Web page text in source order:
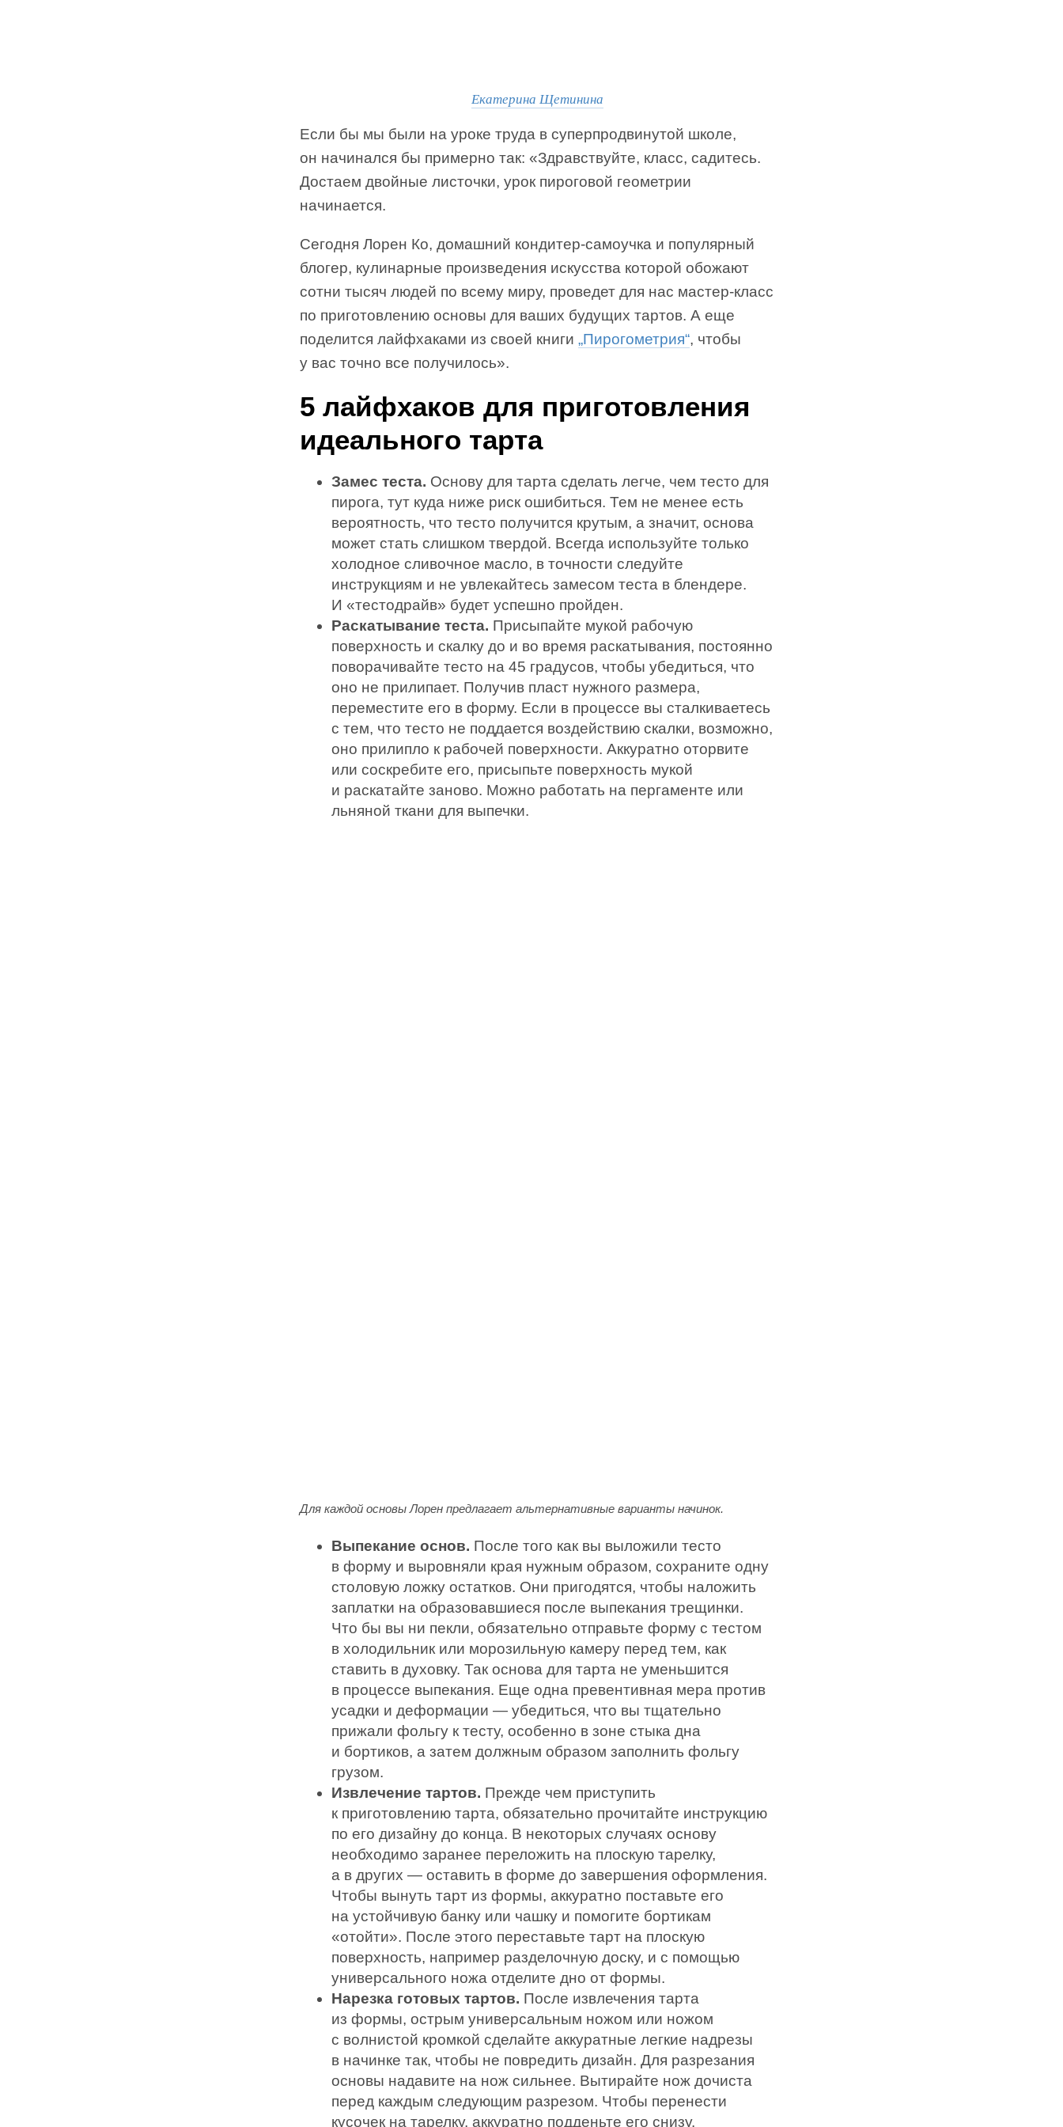
Екатерина Щетинина
Если бы мы были на уроке труда в суперпродвинутой школе,
он начинался бы примерно так: «Здравствуйте, класс, садитесь.
Достаем двойные листочки, урок пироговой геометрии
начинается.
Сегодня Лорен Ко, домашний кондитер-самоучка и популярный
блогер, кулинарные произведения искусства которой обожают
сотни тысяч людей по всему миру, проведет для нас мастер-класс
по приготовлению основы для ваших будущих тартов. А еще
поделится лайфхаками из своей книги „Пирогометрия“, чтобы
у вас точно все получилось».
5 лайфхаков для приготовления
идеального тарта
Замес теста. Основу для тарта сделать легче, чем тесто для
пирога, тут куда ниже риск ошибиться. Тем не менее есть
вероятность, что тесто получится крутым, а значит, основа
может стать слишком твердой. Всегда используйте только
холодное сливочное масло, в точности следуйте
инструкциям и не увлекайтесь замесом теста в блендере.
И «тестодрайв» будет успешно пройден.
Раскатывание теста. Присыпайте мукой рабочую
поверхность и скалку до и во время раскатывания, постоянно
поворачивайте тесто на 45 градусов, чтобы убедиться, что
оно не прилипает. Получив пласт нужного размера,
переместите его в форму. Если в процессе вы сталкиваетесь
с тем, что тесто не поддается воздействию скалки, возможно,
оно прилипло к рабочей поверхности. Аккуратно оторвите
или соскребите его, присыпьте поверхность мукой
и раскатайте заново. Можно работать на пергаменте или
льняной ткани для выпечки.
Для каждой основы Лорен предлагает альтернативные варианты начинок.
Выпекание основ. После того как вы выложили тесто
в форму и выровняли края нужным образом, сохраните одну
столовую ложку остатков. Они пригодятся, чтобы наложить
заплатки на образовавшиеся после выпекания трещинки.
Что бы вы ни пекли, обязательно отправьте форму с тестом
в холодильник или морозильную камеру перед тем, как
ставить в духовку. Так основа для тарта не уменьшится
в процессе выпекания. Еще одна превентивная мера против
усадки и деформации — убедиться, что вы тщательно
прижали фольгу к тесту, особенно в зоне стыка дна
и бортиков, а затем должным образом заполнить фольгу
грузом.
Извлечение тартов. Прежде чем приступить
к приготовлению тарта, обязательно прочитайте инструкцию
по его дизайну до конца. В некоторых случаях основу
необходимо заранее переложить на плоскую тарелку,
а в других — оставить в форме до завершения оформления.
Чтобы вынуть тарт из формы, аккуратно поставьте его
на устойчивую банку или чашку и помогите бортикам
«отойти». После этого переставьте тарт на плоскую
поверхность, например разделочную доску, и с помощью
универсального ножа отделите дно от формы.
Нарезка готовых тартов. После извлечения тарта
из формы, острым универсальным ножом или ножом
с волнистой кромкой сделайте аккуратные легкие надрезы
в начинке так, чтобы не повредить дизайн. Для разрезания
основы надавите на нож сильнее. Вытирайте нож дочиста
перед каждым следующим разрезом. Чтобы перенести
кусочек на тарелку, аккуратно подденьте его снизу.